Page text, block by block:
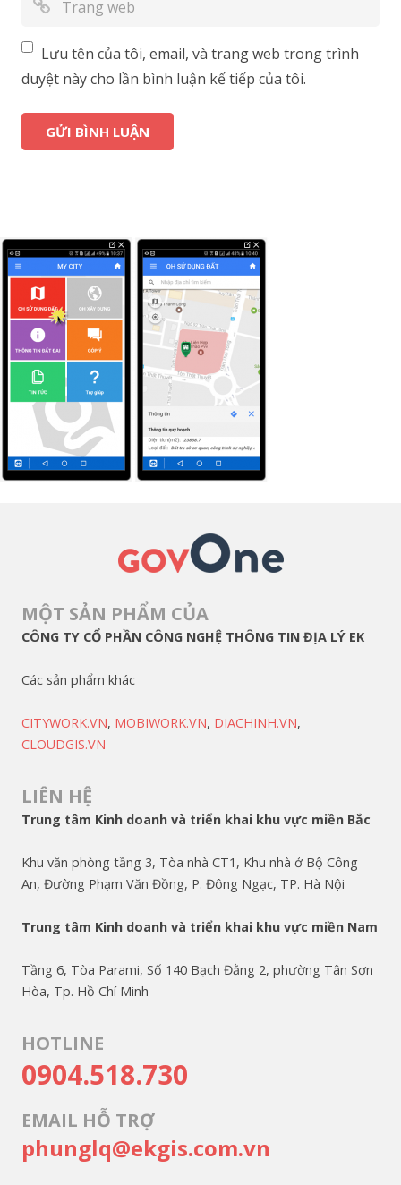
Lưu tên của tôi, email, và trang web trong trình
duyệt này cho lần bình luận kế tiếp của tôi.
MỘT SẢN PHẨM CỦA
CÔNG TY CỔ PHẦN CÔNG NGHỆ THÔNG TIN ĐỊA LÝ EK
Các sản phẩm khác
CITYWORK.VN, MOBIWORK.VN, DIACHINH.VN,
CLOUDGIS.VN
LIÊN HỆ
Trung tâm Kinh doanh và triển khai khu vực miền Bắc
Khu văn phòng tầng 3, Tòa nhà CT1, Khu nhà ở Bộ Công
An, Đường Phạm Văn Đồng, P. Đông Ngạc, TP. Hà Nội
Trung tâm Kinh doanh và triển khai khu vực miền Nam
Tầng 6, Tòa Parami, Số 140 Bạch Đằng 2, phường Tân Sơn
Hòa, Tp. Hồ Chí Minh
HOTLINE
0904.518.730
EMAIL HỖ TRỢ
phunglq@ekgis.com.vn